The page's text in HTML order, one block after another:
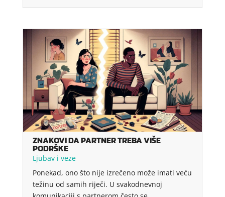
ZNAKOVI DA PARTNER TREBA VIŠE
PODRŠKE
Ljubav i veze
Ponekad, ono što nije izrečeno može imati veću
težinu od samih riječi. U svakodnevnoj